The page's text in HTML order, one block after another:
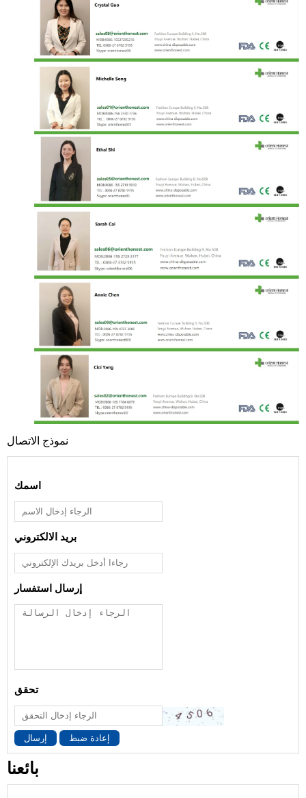
نموذج الاتصال
اسمك
بريد الالكتروني
إرسال استفسار
تحقق
إرسال إعادة ضبط
بائعنا